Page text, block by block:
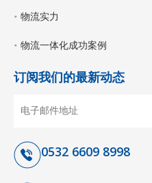
物流实力
物流一体化成功案例
订阅我们的最新动态
0532 6609 8998